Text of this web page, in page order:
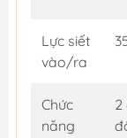
Lực siết
vào/ra
Chức
năng
2